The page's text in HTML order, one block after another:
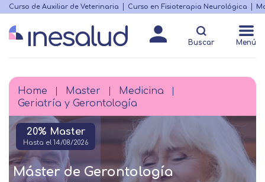
Skip
main
content
Menú
destacado
Curso de Auxiliar de Veterinaria Curso en Fisioterapia Neurológica
Buscar Menú
Breadcrumb
Home Master
Medicina
Geriatría y Gerontología
20% Master
Hasta el 14/08/2026
Máster de Gerontología
Matricularme